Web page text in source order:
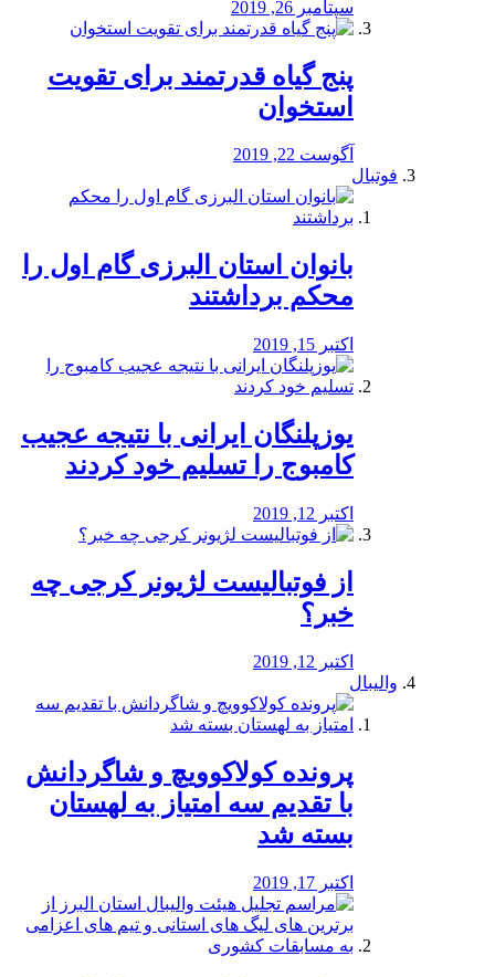
سپتامبر 26, 2019
پنج گیاه قدرتمند برای تقویت
استخوان
آگوست 22, 2019
فوتبال
بانوان استان البرزی گام اول را
محكم برداشتند
اکتبر 15, 2019
یوزپلنگان ایرانی با نتیجه عجیب
کامبوج را تسلیم خود کردند
اکتبر 12, 2019
از فوتبالیست لژیونر کرجی چه
خبر؟
اکتبر 12, 2019
والیبال
پرونده کولاکوویچ و شاگردانش
با تقدیم سه امتیاز به لهستان
بسته شد
اکتبر 17, 2019